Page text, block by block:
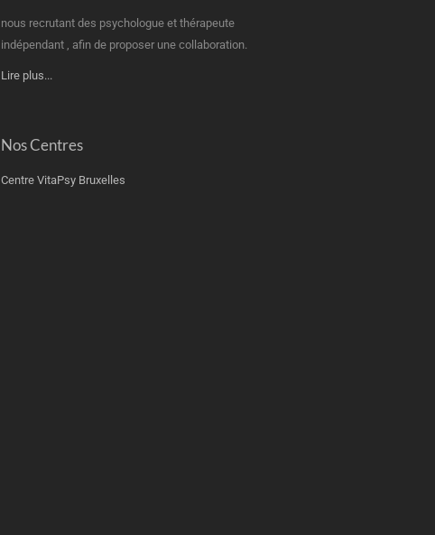
nous recrutant des psychologue et thérapeute
indépendant , afin de proposer une collaboration.
Lire plus...
Nos Centres
Centre VitaPsy Bruxelles